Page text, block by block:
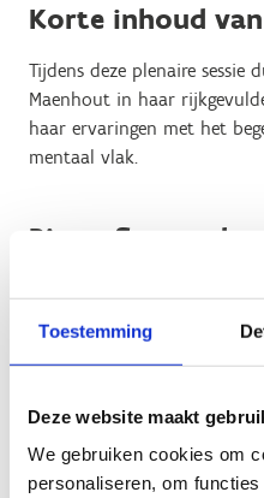
Toestemming
Deze website maakt
We gebruiken cookies om
personaliseren, om
Korte inhoud
Tijdens deze plenaire sessie
Maenhout in haar
haar ervaringen met het
mentaal vlak.
Biografie van de
jaar ervaring op de teller
inschatten van mensen en
empathisch aanvoelen van
van individuen en teams in